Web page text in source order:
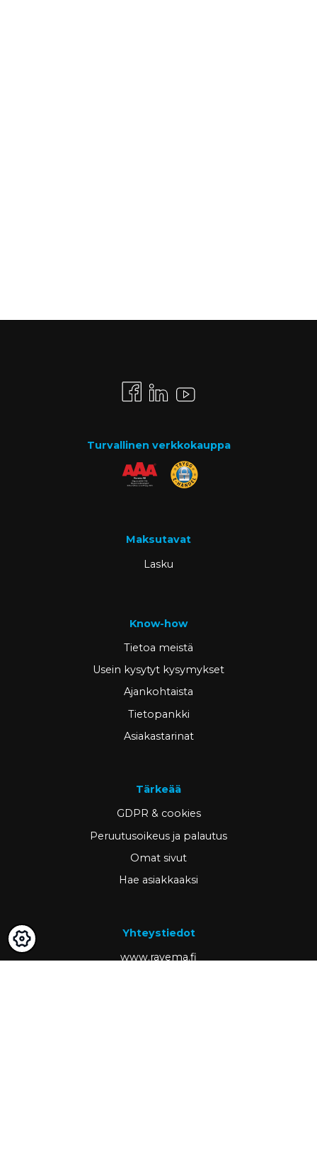
Turvallinen verkkokauppa
Maksutavat
Lasku
Know-how
Tietoa meistä
Usein kysytyt kysymykset
Ajankohtaista
Tietopankki
Asiakastarinat
Tärkeää
GDPR & cookies
Peruutusoikeus ja palautus
Omat sivut
Hae asiakkaaksi
Yhteystiedot
www.ravema.fi